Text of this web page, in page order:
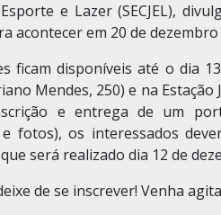
e Lazer (SECJEL),
acontecer em 20 de
ficam disponíveis até o dia
Mendes, 250) e na
e entrega de um
fotos), os interessados
será realizado dia 12 de
de se inscrever! Venha